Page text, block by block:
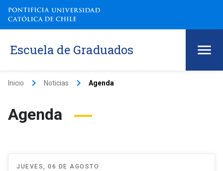
Escuela de Graduados
Inicio keyboard_arrow_right Noticias keyboard_arrow_right Agenda
Agenda
JUEVES, 06 DE AGOSTO